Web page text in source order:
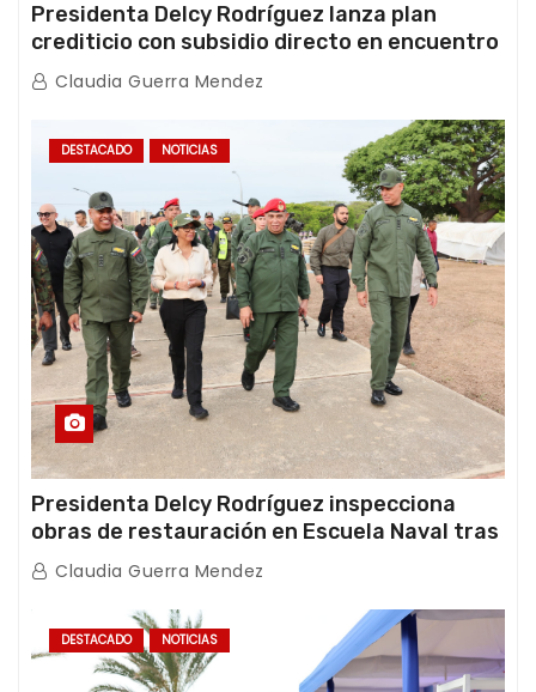
Presidenta Delcy Rodríguez lanza plan
crediticio con subsidio directo en encuentro
con Juntas de Condominio
Claudia Guerra Mendez
DESTACADO NOTICIAS
Presidenta Delcy Rodríguez inspecciona
obras de restauración en Escuela Naval tras
afectaciones sísmicas en La Guaira
Claudia Guerra Mendez
DESTACADO NOTICIAS